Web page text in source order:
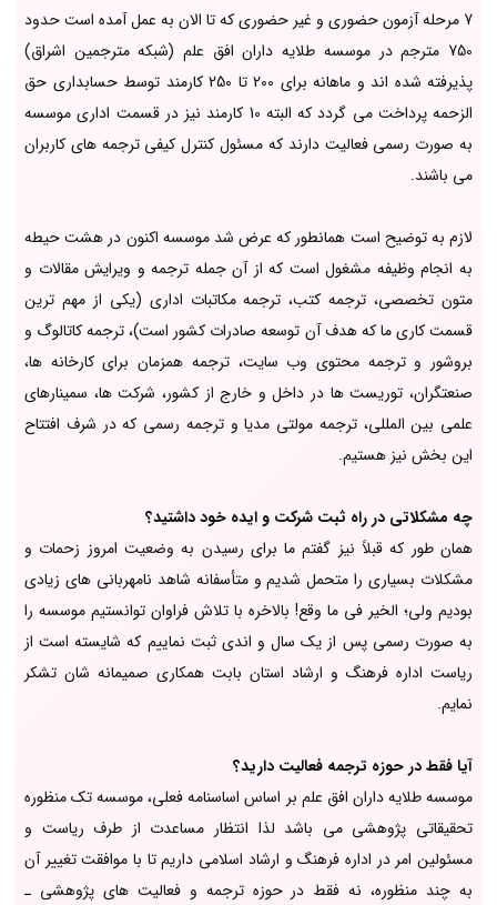
7 مرحله آزمون حضوری و غیر حضوری که تا الان به عمل آمده است حدود
750 مترجم در موسسه طلایه داران افق علم (شبکه مترجمین اشراق)
پذیرفته شده اند و ماهانه برای 200 تا 250 کارمند توسط حسابداری حق
الزحمه پرداخت می گردد که البته 10 کارمند نیز در قسمت اداری موسسه
به صورت رسمی فعالیت دارند که مسئول کنترل کیفی ترجمه های کاربران
می باشند.
لازم به توضیح است همانطور که عرض شد موسسه اکنون در هشت حیطه
به انجام وظیفه مشغول است که از آن جمله ترجمه و ویرایش مقالات و
متون تخصصی، ترجمه کتب، ترجمه مکاتبات اداری (یکی از مهم ترین
قسمت کاری ما که هدف آن توسعه صادرات کشور است)، ترجمه کاتالوگ و
بروشور و ترجمه محتوی وب سایت، ترجمه همزمان برای کارخانه ها،
صنعتگران، توریست ها در داخل و خارج از کشور، شرکت ها، سمینارهای
علمی بین المللی، ترجمه مولتی مدیا و ترجمه رسمی که در شرف افتتاح
این بخش نیز هستیم.
چه مشکلاتی در راه ثبت شرکت و ایده خود داشتید؟
همان طور که قبلاً نیز گفتم ما برای رسیدن به وضعیت امروز زحمات و
مشکلات بسیاری را متحمل شدیم و متأسفانه شاهد نامهربانی های زیادی
بودیم ولی؛ الخیر فی ما وقع! بالاخره با تلاش فراوان توانستیم موسسه را
به صورت رسمی پس از یک سال و اندی ثبت نماییم که شایسته است از
ریاست اداره فرهنگ و ارشاد استان بابت همکاری صمیمانه شان تشکر
نمایم.
آیا فقط در حوزه ترجمه فعالیت دارید؟
موسسه طلایه داران افق علم بر اساس اساسنامه فعلی، موسسه تک منظوره
تحقیقاتی پژوهشی می باشد لذا انتظار مساعدت از طرف ریاست و
مسئولین امر در اداره فرهنگ و ارشاد اسلامی داریم تا با موافقت تغییر آن
به چند منظوره، نه فقط در حوزه ترجمه و فعالیت های پژوهشی ـ